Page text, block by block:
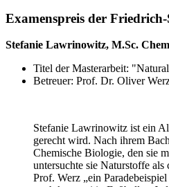
Examenspreis der
Stefanie Lawrinowitz, M.Sc.
Titel der Masterarbeit:
Betreuer: Prof. Dr. Oliver
Stefanie Lawrinowitz ist ein
gerecht wird. Nach ihrem
Chemische Biologie, den sie
untersuchte sie Naturstoffe
Prof. Werz „ein